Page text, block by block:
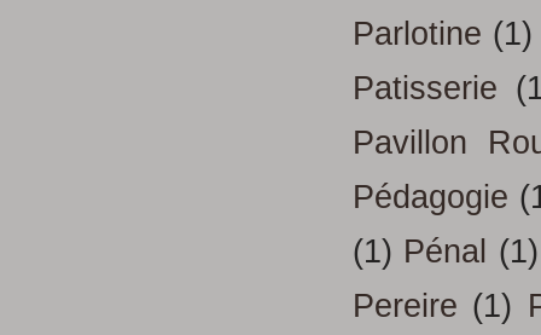
Parlotine (1)
Patisserie
Pavillon
Pédagogie
(1) Pénal (1)
Pereire (1)